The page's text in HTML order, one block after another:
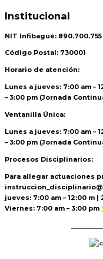
Institucional
NIT Infibagué: 890.700.755
Código Postal: 730001
Horario de atención:
Lunes a jueves: 7:00 am –
– 3:00 pm (Jornada
Ventanilla Única:
Lunes a jueves: 7:00 am –
– 3:00 pm (Jornada
Procesos Disciplinarios:
Para allegar actuaciones
jueves: 7:00 am – 12:00 m |
Viernes: 7:00 am – 3:00 pm